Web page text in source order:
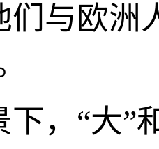
们与欧洲
下，“大”